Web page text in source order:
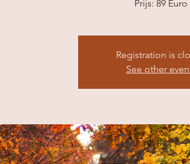
Registration is
See other